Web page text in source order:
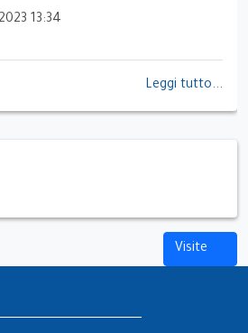
13:34
Leggi tutto...
Visite